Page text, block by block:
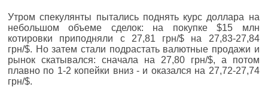
Утром спекулянты пытались поднять курс доллара на
небольшом объеме сделок: на покупке $15 млн
котировки приподняли с 27,81 грн/$ на 27,83-27,84
грн/$. Но затем стали подрастать валютные продажи и
рынок скатывался: сначала на 27,80 грн/$, а потом
плавно по 1-2 копейки вниз - и оказался на 27,72-27,74
грн/$.